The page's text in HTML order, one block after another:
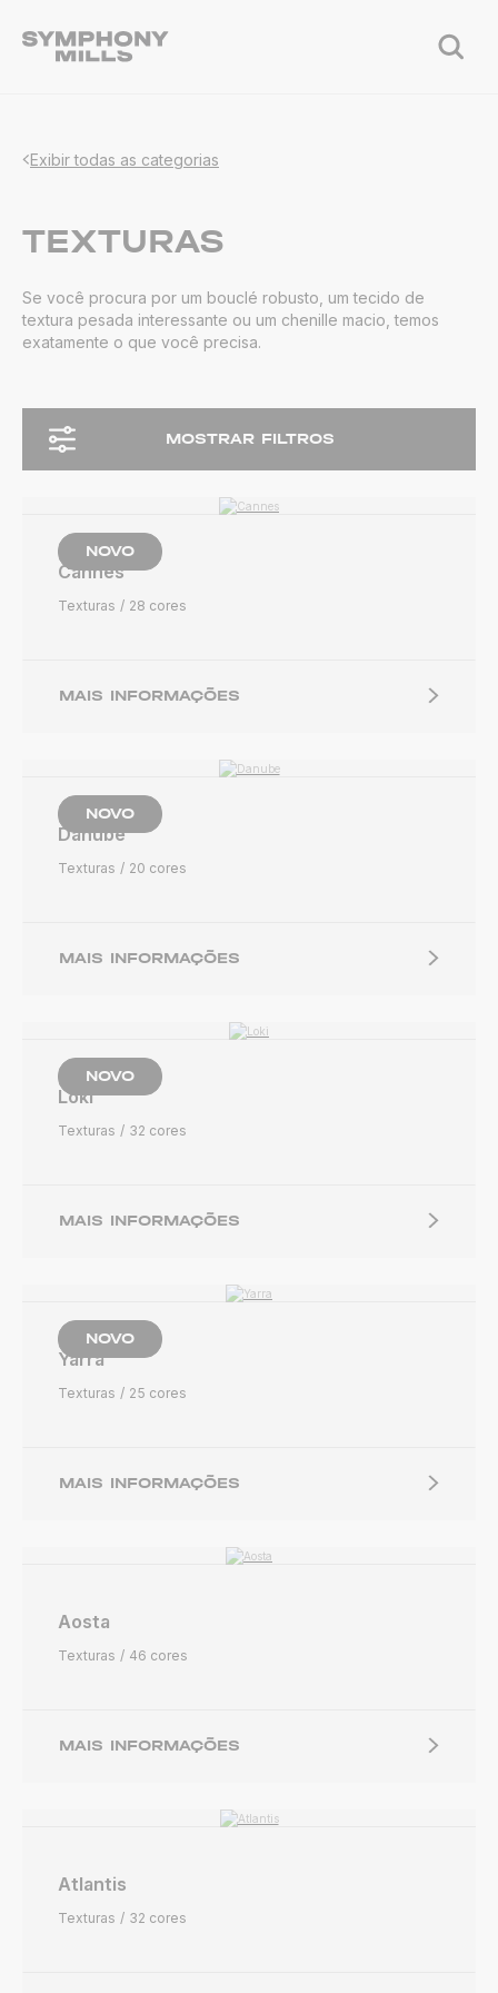
Exibir todas as categorias
TEXTURAS
Se você procura por um bouclé robusto, um tecido de
textura pesada interessante ou um chenille macio, temos
exatamente o que você precisa.
MOSTRAR FILTROS
NOVO
Cannes
Texturas 28 cores
MAIS INFORMAÇÕES
NOVO
Danube
Texturas 20 cores
MAIS INFORMAÇÕES
NOVO
Loki
Texturas 32 cores
MAIS INFORMAÇÕES
NOVO
Yarra
Texturas 25 cores
MAIS INFORMAÇÕES
Aosta
Texturas 46 cores
MAIS INFORMAÇÕES
Atlantis
Texturas 32 cores